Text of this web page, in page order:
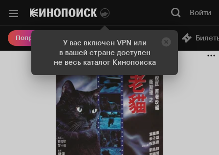
У вас включен VPN или
в вашей стране доступен
не весь каталог Кинопоиска
Войти
Попробовать Плюс Онлайн-кинотеатр